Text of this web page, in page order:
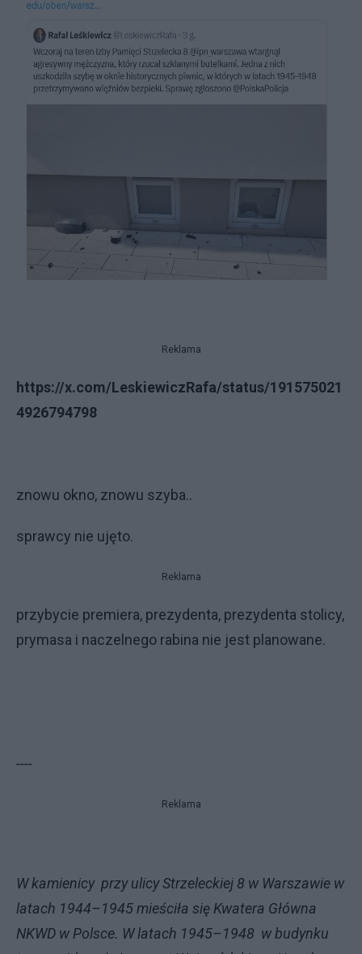
Reklama
https://x.com/LeskiewiczRafa/status/191575021
4926794798
znowu okno, znowu szyba..
sprawcy nie ujęto.
Reklama
przybycie premiera, prezydenta, prezydenta stolicy,
prymasa i naczelnego rabina nie jest planowane.
----
Reklama
W kamienicy przy ulicy Strzeleckiej 8 w Warszawie w
latach 1944–1945 mieściła się Kwatera Główna
NKWD w Polsce. W latach 1945–1948 w budynku